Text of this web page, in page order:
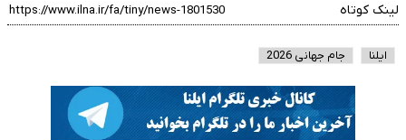
لینک کوتاه
ایلنا جام جهانی 2026